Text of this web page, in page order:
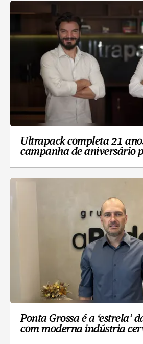
Ultrapack completa 21
campanha de aniversário
Ponta Grossa é a ‘estrela’
com moderna indústria